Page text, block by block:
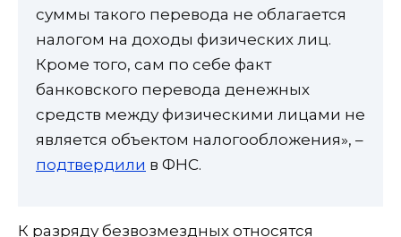
суммы такого перевода не облагается
налогом на доходы физических лиц.
Кроме того, сам по себе факт
банковского перевода денежных
средств между физическими лицами не
является объектом налогообложения», –
подтвердили в ФНС.
К разряду безвозмездных относятся